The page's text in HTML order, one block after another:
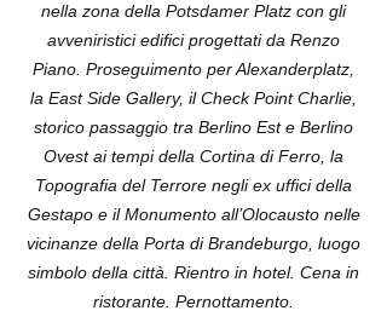
nella zona della Potsdamer Platz con gli
avveniristici edifici progettati da Renzo
Piano. Proseguimento per Alexanderplatz,
la East Side Gallery, il Check Point Charlie,
storico passaggio tra Berlino Est e Berlino
Ovest ai tempi della Cortina di Ferro, la
Topografia del Terrore negli ex uffici della
Gestapo e il Monumento all’Olocausto nelle
vicinanze della Porta di Brandeburgo, luogo
simbolo della città. Rientro in hotel. Cena in
ristorante. Pernottamento.